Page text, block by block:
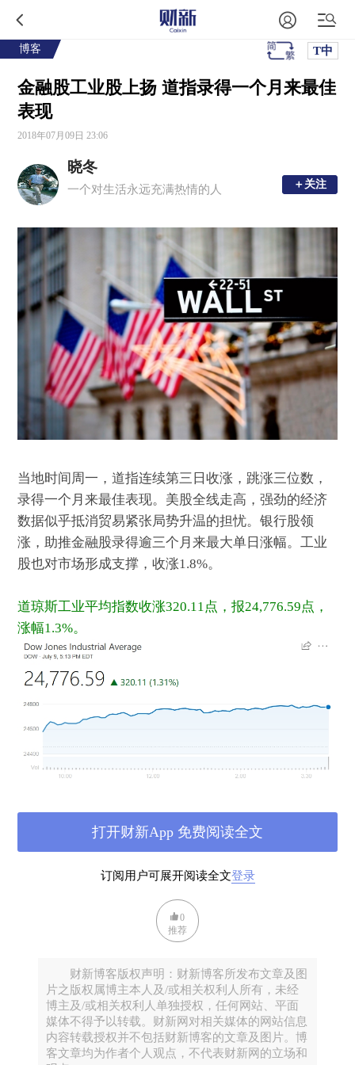
博客 T中
金融股工业股上扬 道指录得一个月来最佳
表现
2018年07月09日 23:06
晓冬
一个对生活永远充满热情的人 ＋关注
＋关注
当地时间周一，道指连续第三日收涨，跳涨三位数，
录得一个月来最佳表现。美股全线走高，强劲的经济
数据似乎抵消贸易紧张局势升温的担忧。银行股领
涨，助推金融股录得逾三个月来最大单日涨幅。工业
股也对市场形成支撑，收涨1.8%。
道琼斯工业平均指数收涨320.11点，报24,776.59点，
涨幅1.3%。
标普500指数收涨24.35点，报2,784.17点，涨幅0.9%。
纳斯达克综合指数收涨67.81点，报7,756.20点，涨幅
0.9%。
订阅用户可展开阅读全文登录
打开财新App 免费阅读全文
0
推荐
财新博客版权声明：财新博客所发布文章及图
片之版权属博主本人及/或相关权利人所有，未经
博主及/或相关权利人单独授权，任何网站、平面
媒体不得予以转载。财新网对相关媒体的网站信息
内容转载授权并不包括财新博客的文章及图片。博
客文章均为作者个人观点，不代表财新网的立场和